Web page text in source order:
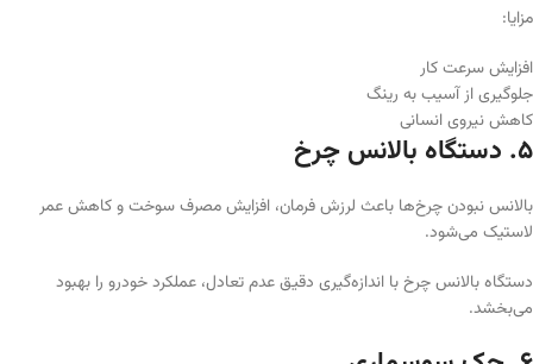
مزایا:
افزایش سرعت کار
جلوگیری از آسیب به رینگ
کاهش نیروی انسانی
۵. دستگاه بالانس چرخ
بالانس نبودن چرخ‌ها باعث لرزش فرمان، افزایش مصرف سوخت و کاهش عمر
لاستیک می‌شود.
دستگاه بالانس چرخ با اندازه‌گیری دقیق عدم تعادل، عملکرد خودرو را بهبود
می‌بخشد.